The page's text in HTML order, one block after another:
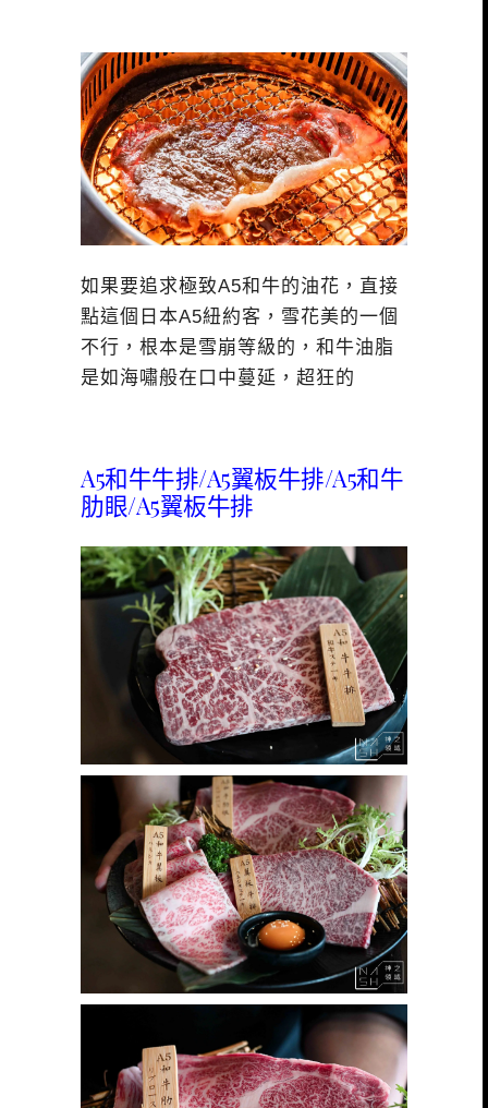
如果要追求極致A5和牛的油花，直接
點這個日本A5紐約客，雪花美的一個
不行，根本是雪崩等級的，和牛油脂
是如海嘯般在口中蔓延，超狂的
A5和牛牛排/A5翼板牛排/A5和牛
肋眼/A5翼板牛排